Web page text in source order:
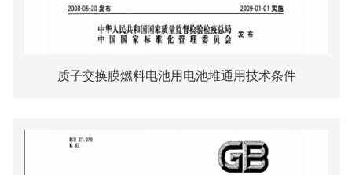
质子交换膜燃料电池用电池堆通用技术条件